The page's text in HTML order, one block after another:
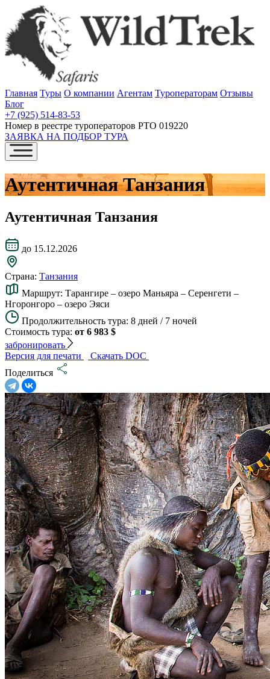
Главная Туры О компании Агентам Туроператорам Отзывы
Блог
+7 (925) 514-83-53
Номер в реестре туроператоров РТО 019220
ЗАЯВКА НА ПОДБОР ТУРА
Аутентичная Танзания
Аутентичная Танзания
до 15.12.2026
Страна: Танзания
Маршрут: Тарангире – озеро Маньяра – Серенгети –
Нгоронгоро – озеро Эяси
Продолжительность тура: 8 дней / 7 ночей
Стоимость тура: от 6 983 $
забронировать
Версия для печати
Скачать DOC
Поделиться